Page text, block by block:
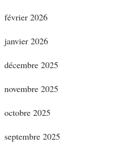
février 2026
janvier 2026
décembre 2025
novembre 2025
octobre 2025
septembre 2025